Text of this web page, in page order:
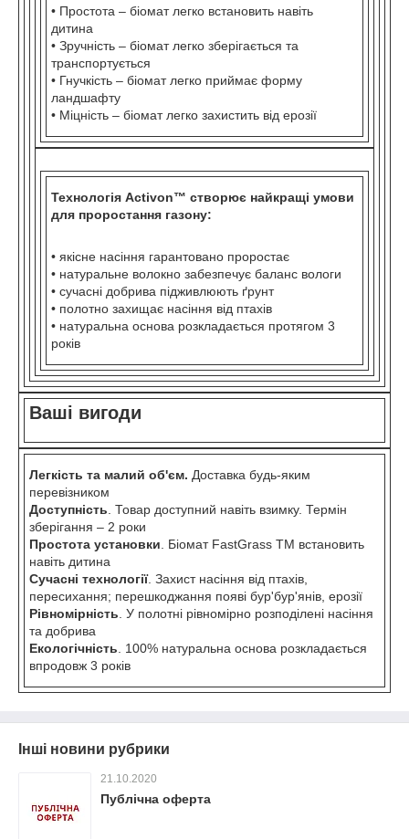
• Простота – біомат легко встановить навіть
дитина
• Зручність – біомат легко зберігається та
транспортується
• Гнучкість – біомат легко приймає форму
ландшафту
• Міцність – біомат легко захистить від ерозії
Технологія Activon™ створює найкращі умови
для проростання газону:
• якісне насіння гарантовано проростає
• натуральне волокно забезпечує баланс вологи
• сучасні добрива підживлюють ґрунт
• полотно захищає насіння від птахів
• натуральна основа розкладається протягом 3
років
Ваші вигоди
Легкість та малий об'єм. Доставка будь-яким
перевізником
Доступність . Товар доступний навіть взимку. Термін
зберігання – 2 роки
Простота установки . Біомат FastGrass TM встановить
навіть дитина
Сучасні технології. Захист насіння від птахів,
пересихання; перешкоджання появі бур'бур'янів, ерозії
Рівномірність . У полотні рівномірно розподілені насіння
та добрива
Екологічність . 100% натуральна основа розкладається
впродовж 3 років
Інші новини рубрики
21.10.2020
Публічна оферта